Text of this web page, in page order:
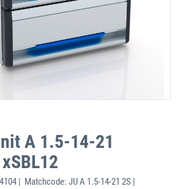
A 1.5-14-21
| Matchcode: JU A 1.5-14-21 2S |